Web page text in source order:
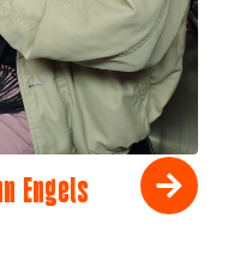
Engels